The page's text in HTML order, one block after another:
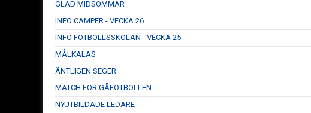
GLAD MIDSOMMAR
INFO CAMPER - VECKA 26
INFO FOTBOLLSSKOLAN - VECKA 25
MÅLKALAS
ÄNTLIGEN SEGER
MATCH FÖR GÅFOTBOLLEN
NYUTBILDADE LEDARE